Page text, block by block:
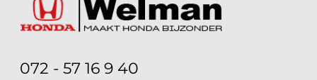
072 - 57 16 9 40